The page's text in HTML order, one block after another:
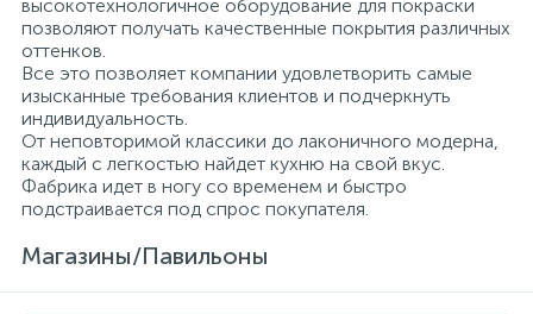
высокотехнологичное оборудование для покраски
позволяют получать качественные покрытия различных
оттенков.
Все это позволяет компании удовлетворить самые
изысканные требования клиентов и подчеркнуть
индивидуальность.
От неповторимой классики до лаконичного модерна,
каждый с легкостью найдет кухню на свой вкус.
Фабрика идет в ногу со временем и быстро
подстраивается под спрос покупателя.
Магазины/Павильоны